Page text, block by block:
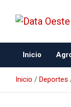
Data
Inicio
Inicio Deportes